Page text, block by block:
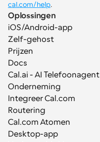
cal.com/help.
Oplossingen
iOS/Android-app
Zelf-gehost
Prijzen
Docs
Cal.ai - AI Telefoonagent
Onderneming
Integreer Cal.com
Routering
Cal.com Atomen
Desktop-app